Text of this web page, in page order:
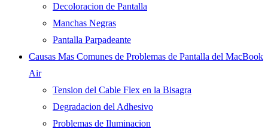
Decoloracion de Pantalla
Manchas Negras
Pantalla Parpadeante
Causas Mas Comunes de Problemas de Pantalla del MacBook
Air
Tension del Cable Flex en la Bisagra
Degradacion del Adhesivo
Problemas de Iluminacion